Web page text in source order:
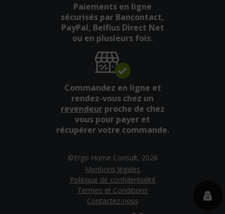
Paiements en ligne
sécurisés par Bancontact,
PayPal, Belfius Direct Net
ou en plusieurs fois.
Commandez en ligne et
rendez-vous chez un
revendeurproche de chez
vous pour payer et
récupérer votre commande.
©Ergo Home Consult, 2026
Mentions légales
Politique de confidentialité
Termes et Conditions
Contactez-nous